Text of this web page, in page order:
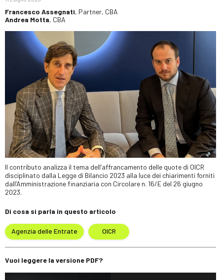
Francesco Assegnati, Partner, CBA
Andrea Motta, CBA
Il contributo analizza il tema dell’affrancamento delle quote di OICR
disciplinato dalla Legge di Bilancio 2023 alla luce dei chiarimenti forniti
dall’Amministrazione finanziaria con Circolare n. 16/E del 26 giugno
2023.
Di cosa si parla in questo articolo
Agenzia delle Entrate OICR
Vuoi leggere la versione PDF?